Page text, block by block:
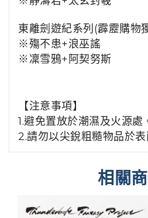
東離劍遊紀系列(霹靂購物
※殤不患+浪巫謠
※凜雪鴉+阿契努斯
【注意事項】
1.避免置放於潮濕及火源處
2.請勿以尖銳粗糙物品於表
相關